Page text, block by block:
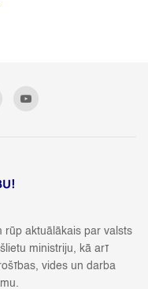
rūp aktuālākais par valsts
ministriju, kā arī
vides un darba